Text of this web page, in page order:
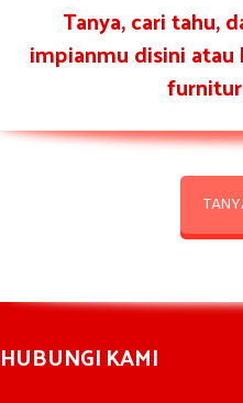
Tanya, cari tahu,
impianmu disini atau
HUBUNGI KAMI